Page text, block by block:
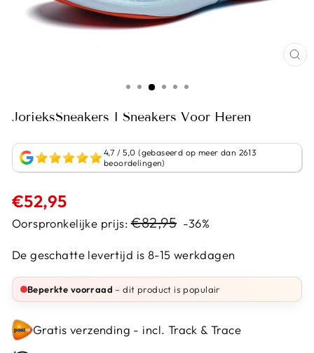
JorieksSneakers I Sneakers Voor Heren
4,7 / 5,0 (gebaseerd op meer dan 2613
beoordelingen)
€52,95
Oorspronkelijke prijs: €82,95
Sale
-36%
De geschatte levertijd is 8-15 werkdagen
Beperkte voorraad – dit product is populair
Gratis verzending - incl. Track & Trace